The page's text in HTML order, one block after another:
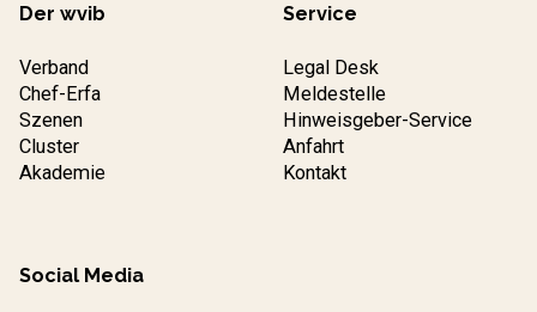
Der wvib
Verband
Chef-Erfa
Szenen
Cluster
Akademie
Service
Legal Desk
Meldestelle
Hinweisgeber-Service
Anfahrt
Kontakt
Social Media